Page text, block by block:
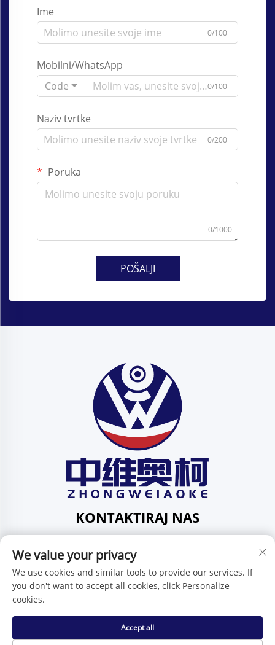
Ime
0/100
Mobilni/WhatsApp
Code
0/100
Naziv tvrtke
0/200
Poruka
0/1000
POŠALJI
KONTAKTIRAJ NAS
Pingdi, Shenzhen, Guangdong, Kina
Tel:+86-15986647296
E-mail: [email protected]
Autorska prava © Shenzhen Zhongweiaoke Technology Co.,
We value your privacy
We use cookies and similar tools to provide our services. If
you don't want to accept all cookies, click Personalize
cookies.
Accept all